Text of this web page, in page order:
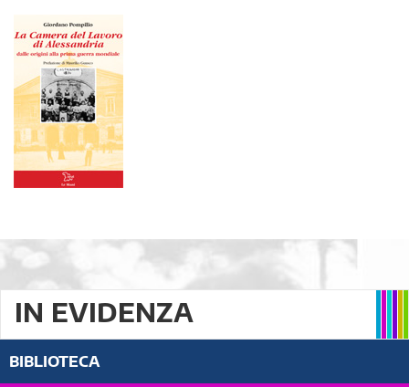
IN EVIDENZA
BIBLIOTECA